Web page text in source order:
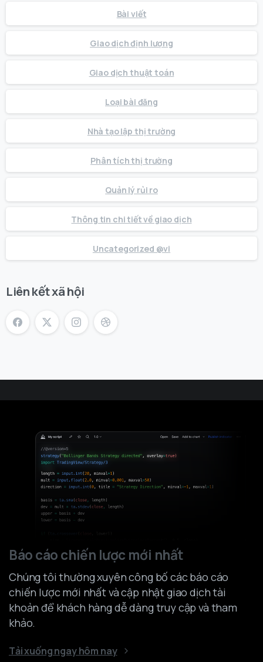
Bài viết
Giao dịch định lượng
Giao dịch thuật toán
Loại bài đăng
Nhà tạo lập thị trường
Phân tích thị trường
Quản lý rủi ro
Thông tin chi tiết về giao dịch
Uncategorized @vi
Liên kết xã hội
Báo cáo chiến lược mới nhất
Chúng tôi thường xuyên công bố các báo cáo
chiến lược mới nhất và cập nhật giao dịch tài
khoản để khách hàng dễ dàng truy cập và tham
khảo.
Tải xuống ngay hôm nay